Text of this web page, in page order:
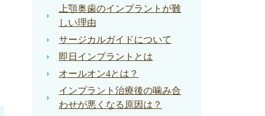
上顎奥歯のインプラントが難
しい理由
サージカルガイドについて
即日インプラントとは
オールオン4とは？
インプラント治療後の噛み合
わせが悪くなる原因は？